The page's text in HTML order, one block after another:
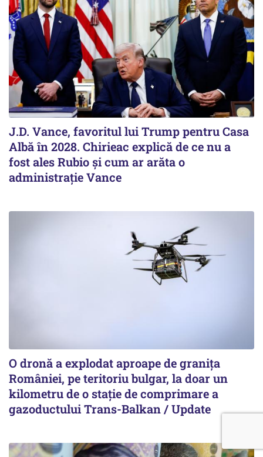
J.D. Vance, favoritul lui Trump pentru Casa
Albă în 2028. Chirieac explică de ce nu a
fost ales Rubio și cum ar arăta o
administrație Vance
O dronă a explodat aproape de granița
României, pe teritoriu bulgar, la doar un
kilometru de o stație de comprimare a
gazoductului Trans-Balkan / Update